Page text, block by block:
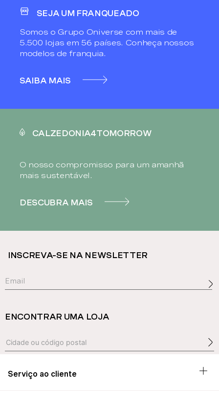
SEJA UM FRANQUEADO
Somos o Grupo Oniverse com mais de
5.500 lojas em 56 países. Conheça nossos
modelos de franquia.
SAIBA MAIS
CALZEDONIA4TOMORROW
O nosso compromisso para um amanhã
mais sustentável.
DESCUBRA MAIS
INSCREVA-SE NA NEWSLETTER
ENCONTRAR UMA LOJA
Serviço ao cliente